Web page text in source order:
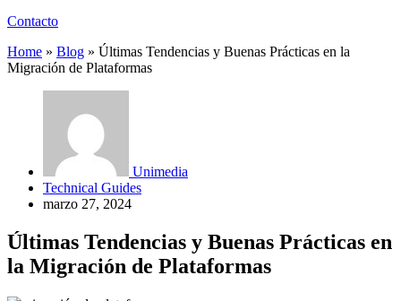
Contacto
Home » Blog » Últimas Tendencias y Buenas Prácticas en la
Migración de Plataformas
Unimedia
Technical Guides
marzo 27, 2024
Últimas Tendencias y Buenas Prácticas en
la Migración de Plataformas